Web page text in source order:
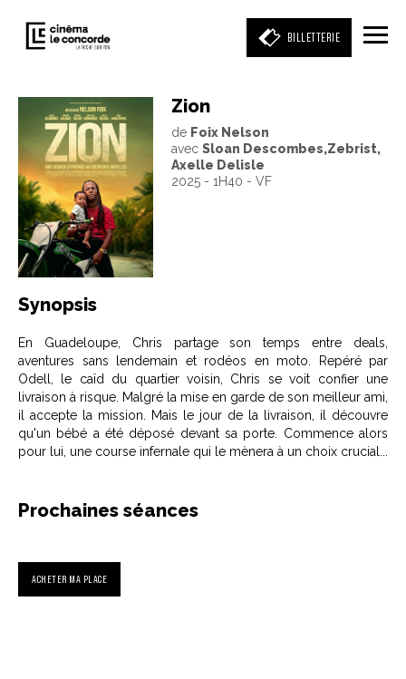
BILLETTERIE
Entrez votre mot clé
(film, réalisateur, acteur, événement)
Zion
de Foix Nelson
avec Sloan Descombes,Zebrist,
Axelle Delisle
2025 - 1H40 - VF
Synopsis
En Guadeloupe, Chris partage son temps entre deals,
aventures sans lendemain et rodéos en moto. Repéré par
Odell, le caïd du quartier voisin, Chris se voit confier une
livraison à risque. Malgré la mise en garde de son meilleur ami,
il accepte la mission. Mais le jour de la livraison, il découvre
qu'un bébé a été déposé devant sa porte. Commence alors
pour lui, une course infernale qui le mènera à un choix crucial...
Prochaines séances
ACHETER MA PLACE